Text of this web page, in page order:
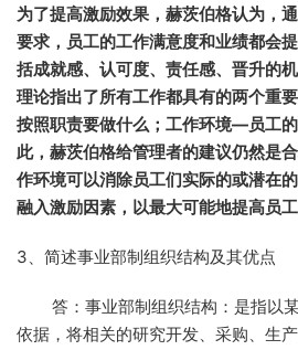
为了提高激励效果，赫茨伯格认为，
要求，员工的工作满意度和业绩都会
括成就感、认可度、责任感、晋升的
理论指出了所有工作都具有的两个重
按照职责要做什么；工作环境—员工
此，赫茨伯格给管理者的建议仍然是
作环境可以消除员工们实际的或潜在
融入激励因素，以最大可能地提高员工
3、简述事业部制组织结构及其优点
答：事业部制组织结构：是指以
依据，将相关的研究开发、采购、生